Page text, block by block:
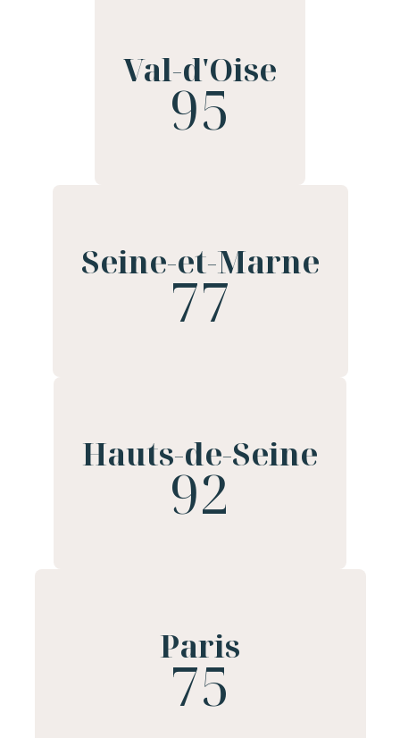
Val-d'Oise
95
Seine-et-Marne
77
Hauts-de-Seine
92
Paris
75